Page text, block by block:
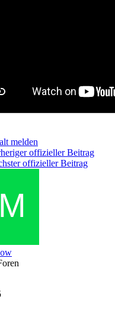
melden
offizieller Beitrag
offizieller Beitrag